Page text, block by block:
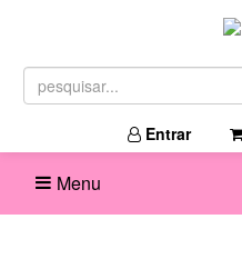
Entrar
Menu